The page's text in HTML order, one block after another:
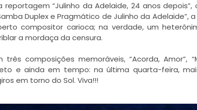
“Julinho da Adelaide, 24 anos depois”,
Duplex e Pragmático de Julinho da Adelaide”,
compositor carioca; na verdade, um
a mordaça da censura.
composições memoráveis, “Acorda, Amor”,
e ainda em tempo: na última quarta-feira,
em torno do Sol. Viva!!!